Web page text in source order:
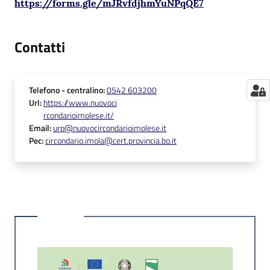
https://forms.gle/mJRvfdjhmYuNPqQE7
Contatti
Telefono- centralino:0542 603200
Url:https://www.nuovoci
rcondarioimolese.it/
Email:urp@nuovocircondarioimolese.it
Pec:circondario.imola@cert.provincia.bo.it